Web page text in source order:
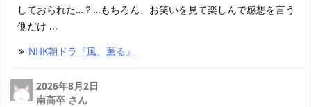
しておられた…？…もちろん、お笑いを見て楽しんで感想を言う
側だけ ...
NHK朝ドラ『風、薫る』
2026年8月2日
南高卒 さん